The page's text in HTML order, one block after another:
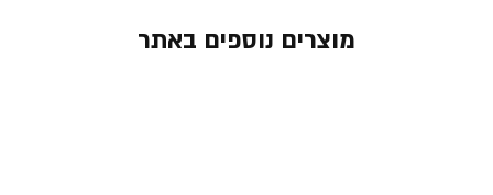
מוצרים נוספים באתר